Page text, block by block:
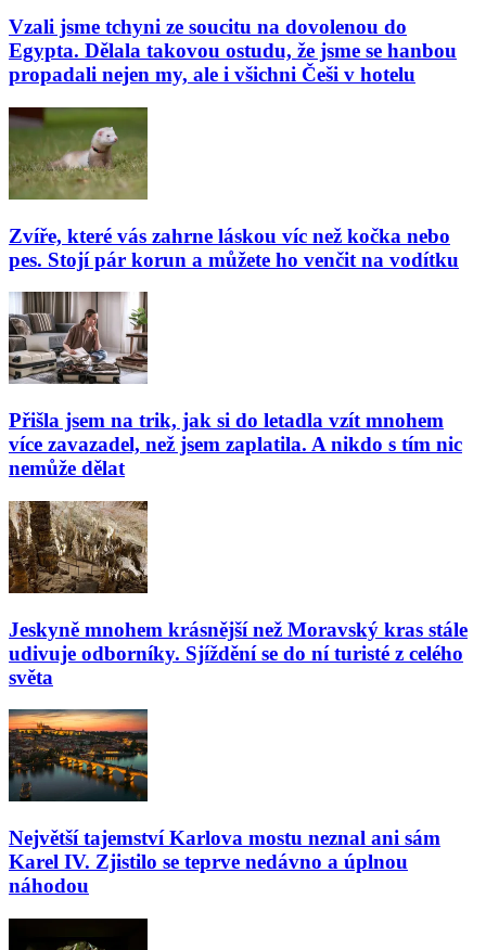
Vzali jsme tchyni ze soucitu na dovolenou do
Egypta. Dělala takovou ostudu, že jsme se hanbou
propadali nejen my, ale i všichni Češi v hotelu
Zvíře, které vás zahrne láskou víc než kočka nebo
pes. Stojí pár korun a můžete ho venčit na vodítku
Přišla jsem na trik, jak si do letadla vzít mnohem
více zavazadel, než jsem zaplatila. A nikdo s tím nic
nemůže dělat
Jeskyně mnohem krásnější než Moravský kras stále
udivuje odborníky. Sjíždění se do ní turisté z celého
světa
Největší tajemství Karlova mostu neznal ani sám
Karel IV. Zjistilo se teprve nedávno a úplnou
náhodou